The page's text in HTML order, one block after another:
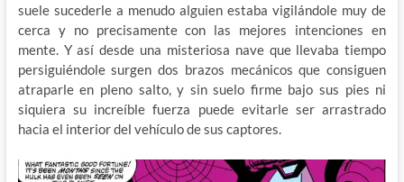
suele sucederle a menudo alguien estaba vigilándole muy de
cerca y no precisamente con las mejores intenciones en
mente. Y así desde una misteriosa nave que llevaba tiempo
persiguiéndole surgen dos brazos mecánicos que consiguen
atraparle en pleno salto, y sin suelo firme bajo sus pies ni
siquiera su increíble fuerza puede evitarle ser arrastrado
hacia el interior del vehículo de sus captores.